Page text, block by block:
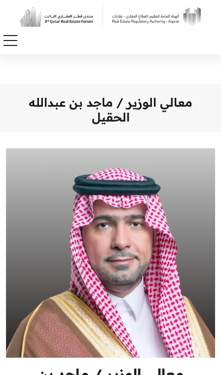
معالي الوزير / ماجد بن عبدالله
الحقيل